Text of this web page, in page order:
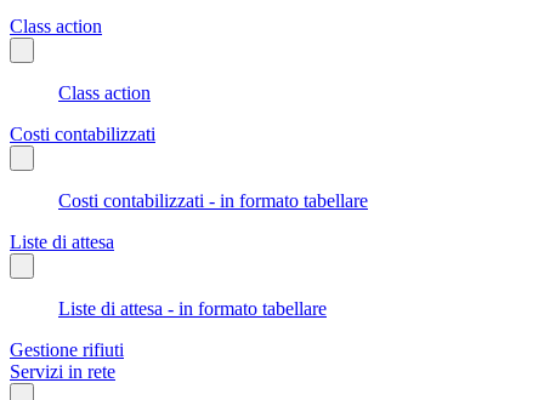
Class action
Class action
Costi contabilizzati
Costi contabilizzati - in formato tabellare
Liste di attesa
Liste di attesa - in formato tabellare
Gestione rifiuti
Servizi in rete